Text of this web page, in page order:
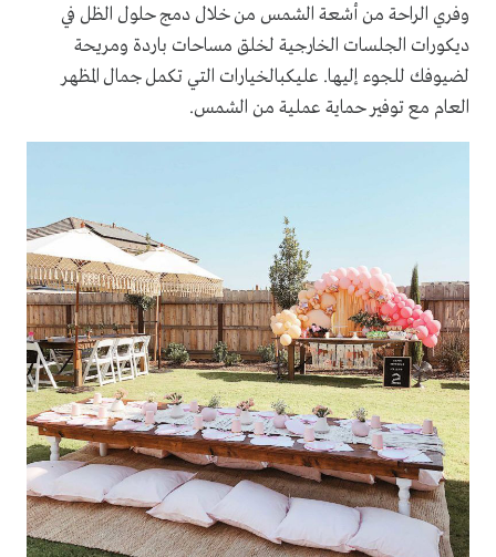
وفري الراحة من أشعة الشمس من خلال دمج حلول الظل في
ديكورات الجلسات الخارجية لخلق مساحات باردة ومريحة
لضيوفك للجوء إليها. عليكبالخيارات التي تكمل جمال المظهر
العام مع توفير حماية عملية من الشمس.